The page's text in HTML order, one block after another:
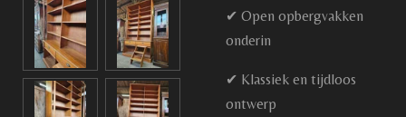
✔ Open opbergvakken
onderin
✔ Klassiek en tijdloos
ontwerp